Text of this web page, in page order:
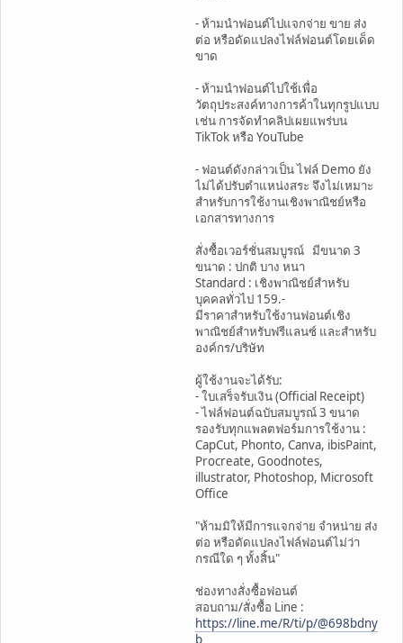
- ห้ามนำฟอนต์ไปแจกจ่าย ขาย ส่ง
ต่อ หรือดัดแปลงไฟล์ฟอนต์โดยเด็ด
ขาด
- ห้ามนำฟอนต์ไปใช้เพื่อ
วัตถุประสงค์ทางการค้าในทุกรูปแบบ
เช่น การจัดทำคลิปเผยแพร่บน
TikTok หรือ YouTube
- ฟอนต์ดังกล่าวเป็น ไฟล์ Demo ยัง
ไม่ได้ปรับตำแหน่งสระ จึงไม่เหมาะ
สำหรับการใช้งานเชิงพาณิชย์หรือ
เอกสารทางการ
สั่งซื้อเวอร์ชั่นสมบูรณ์ มีขนาด 3
ขนาด : ปกติ บาง หนา
Standard : เชิงพาณิชย์สำหรับ
บุคคลทั่วไป 159.-
มีราคาสำหรับใช้งานฟอนต์เชิง
พาณิชย์สำหรับฟรีแลนซ์ และสำหรับ
องค์กร/บริษัท
ผู้ใช้งานจะได้รับ:
- ใบเสร็จรับเงิน (Official Receipt)
- ไฟล์ฟอนต์ฉบับสมบูรณ์ 3 ขนาด
รองรับทุกแพลตฟอร์มการใช้งาน :
CapCut, Phonto, Canva, ibisPaint,
Procreate, Goodnotes,
illustrator, Photoshop, Microsoft
Office
"ห้ามมิให้มีการแจกจ่าย จำหน่าย ส่ง
ต่อ หรือดัดแปลงไฟล์ฟอนต์ไม่ว่า
กรณีใด ๆ ทั้งสิ้น"
ช่องทางสั่งซื้อฟอนต์
สอบถาม/สั่งซื้อ Line :
https://line.me/R/ti/p/@698bdny
b